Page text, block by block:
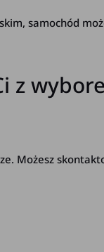
samochód
z
Możesz